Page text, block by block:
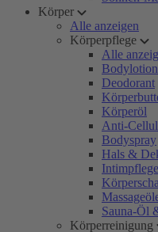
Körper
Alle anzeigen
Körperpflege
Alle
Bodylotion
Deodorant
Körperöl
Anti-
Bodyspray
Hals &
Intimpflege
Sauna-Öl
Körperreinigung